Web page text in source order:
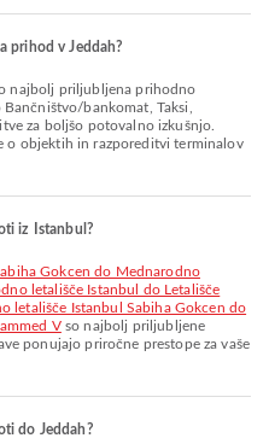
prihod v Jeddah?
najbolj priljubljena prihodno
bankomat, Taksi,
za boljšo potovalno izkušnjo.
o objektih in razporeditvi terminalov
iz Istanbul?
letališče Istanbul do Letališče
letališče Istanbul Sabiha Gokcen do
Vso najbolj priljubljene
ponujajo priročne prestope za vaše
do Jeddah?